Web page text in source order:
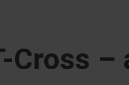
Cross